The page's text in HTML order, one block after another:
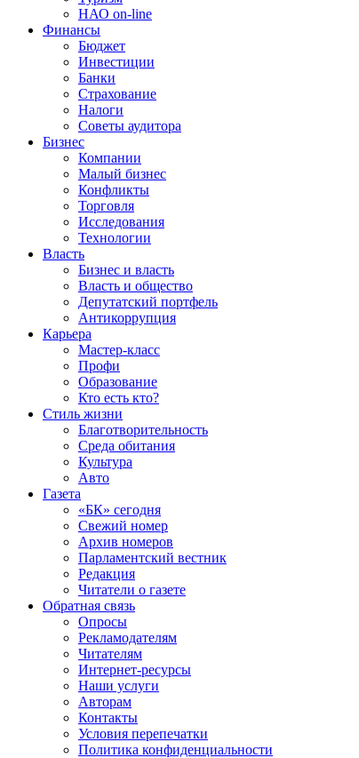
НАО on-line
Финансы
Бюджет
Инвестиции
Банки
Страхование
Налоги
Советы аудитора
Бизнес
Компании
Малый бизнес
Конфликты
Торговля
Исследования
Технологии
Власть
Бизнес и власть
Власть и общество
Депутатский портфель
Антикоррупция
Карьера
Мастер-класс
Профи
Образование
Кто есть кто?
Стиль жизни
Благотворительность
Среда обитания
Культура
Авто
Газета
«БК» сегодня
Свежий номер
Архив номеров
Парламентский вестник
Редакция
Читатели о газете
Обратная связь
Опросы
Рекламодателям
Читателям
Интернет-ресурсы
Наши услуги
Авторам
Контакты
Условия перепечатки
Политика конфиденциальности